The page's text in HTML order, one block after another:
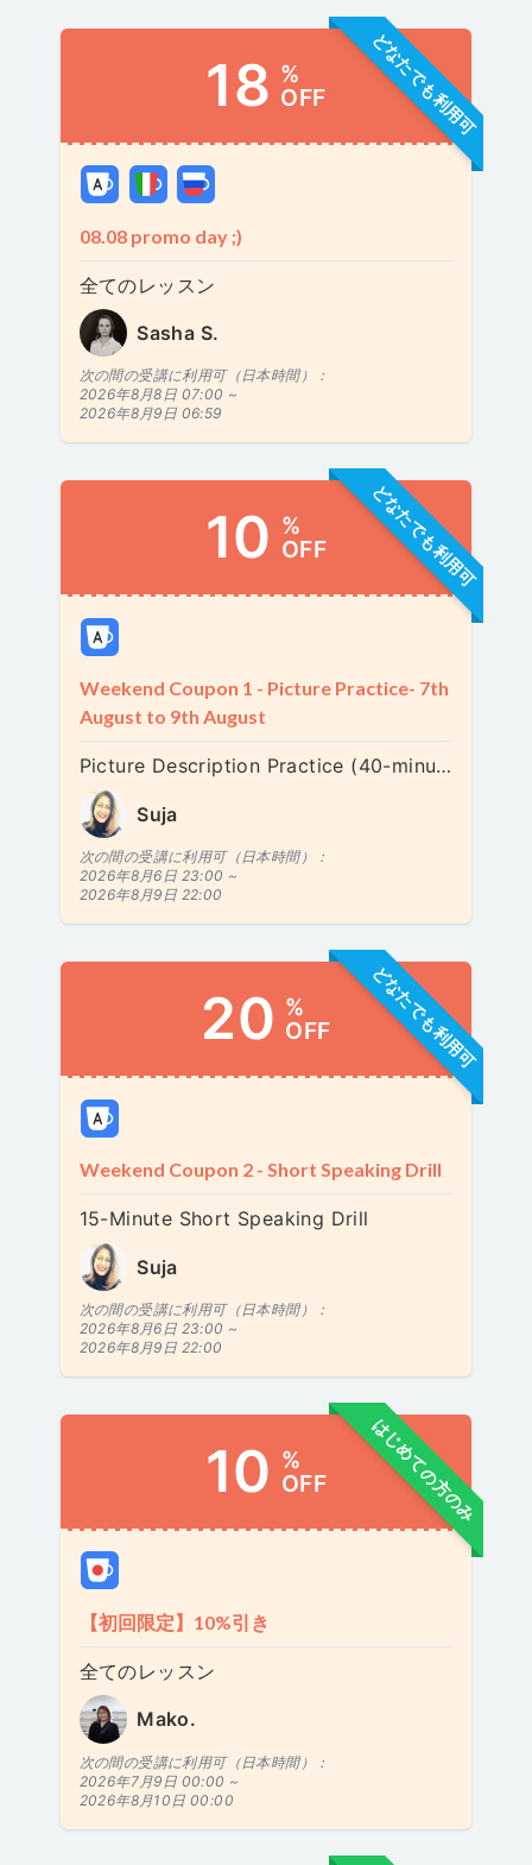
どなたでも利用可
18 %
OFF
08.08 promo day ;)
全てのレッスン
Sasha S.
次の間の受講に利用可（日本時間）：
2026年8月8日 07:00 ~
2026年8月9日 06:59
どなたでも利用可
10 %
OFF
Weekend Coupon 1 - Picture Practice- 7th
August to 9th August
Picture Description Practice (40-minutes) - 絵を使った練習: 文法と語彙力を高めよう
Suja
次の間の受講に利用可（日本時間）：
2026年8月6日 23:00 ~
2026年8月9日 22:00
どなたでも利用可
20 %
OFF
Weekend Coupon 2 - Short Speaking Drill
15-Minute Short Speaking Drill
Suja
次の間の受講に利用可（日本時間）：
2026年8月6日 23:00 ~
2026年8月9日 22:00
はじめての方のみ
10 %
OFF
【初回限定】10%引き
全てのレッスン
Mako.
次の間の受講に利用可（日本時間）：
2026年7月9日 00:00 ~
2026年8月10日 00:00